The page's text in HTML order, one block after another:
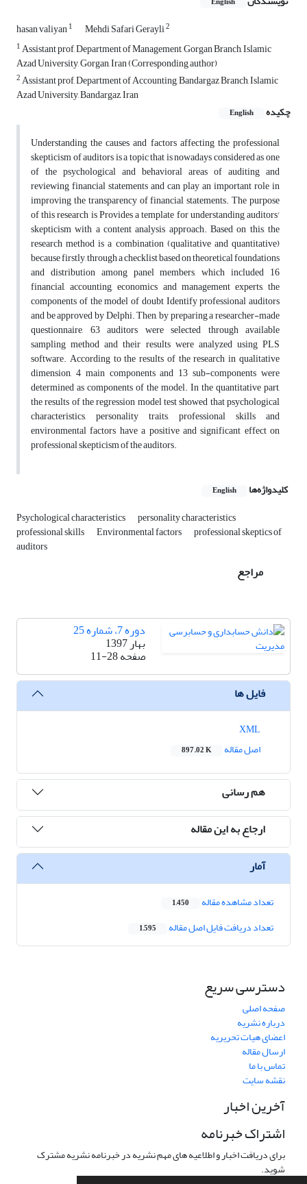
hasan valiyan1 Mehdi Safari Gerayli2
1Assistant prof, Department of Management, Gorgan Branch, Islamic
Azad University, Gorgan, Iran (Corresponding author)
2Assistant prof, Department of Accounting, Bandargaz Branch, Islamic
Azad University, Bandargaz, Iran
چکیده
English
Understanding the causes and factors affecting the professional
skepticism of auditors is a topic that is nowadays considered as one
of the psychological and behavioral areas of auditing and
reviewing financial statements and can play an important role in
improving the transparency of financial statements. The purpose
of this research is Provides a template for understanding auditors'
skepticism with a content analysis approach. Based on this, the
research method is a combination (qualitative and quantitative)
because firstly, through a checklist based on theoretical foundations
and distribution among panel members, which included 16
financial, accounting, economics and management experts, the
components of the model of doubt Identify professional auditors
and be approved by Delphi. Then, by preparing a researcher-made
questionnaire, 63 auditors were selected through available
sampling method and their results were analyzed using PLS
software. According to the results of the research in qualitative
dimension, 4 main components and 13 sub-components were
determined as components of the model. In the quantitative part,
the results of the regression model test showed that psychological
characteristics, personality traits, professional skills and
environmental factors have a positive and significant effect on
professional skepticism of the auditors.
کلیدواژه‌ها English
Psychological characteristics personality characteristics
professional skills Environmental factors professional skeptics of
auditors
مراجع
دوره 7، شماره 25
بهار 1397
صفحه11-28
فایل ها
اصل مقاله
897.02 K
هم رسانی
ارجاع به این مقاله
آمار
تعداد مشاهده مقاله 1,450
تعداد دریافت فایل اصل مقاله 1,595
دسترسی سریع
صفحه اصلی
درباره نشریه
اعضای هیات تحریریه
ارسال مقاله
تماس با ما
نقشه سایت
آخرین اخبار
اشتراک خبرنامه
برای دریافت اخبار و اطلاعیه های مهم نشریه در خبرنامه نشریه مشترک
شوید.